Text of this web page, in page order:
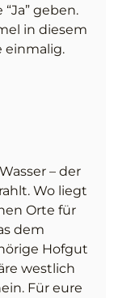
geben.
in diesem
einmalig.
– der
Wo liegt
Orte für
dem
Hofgut
westlich
Für eure